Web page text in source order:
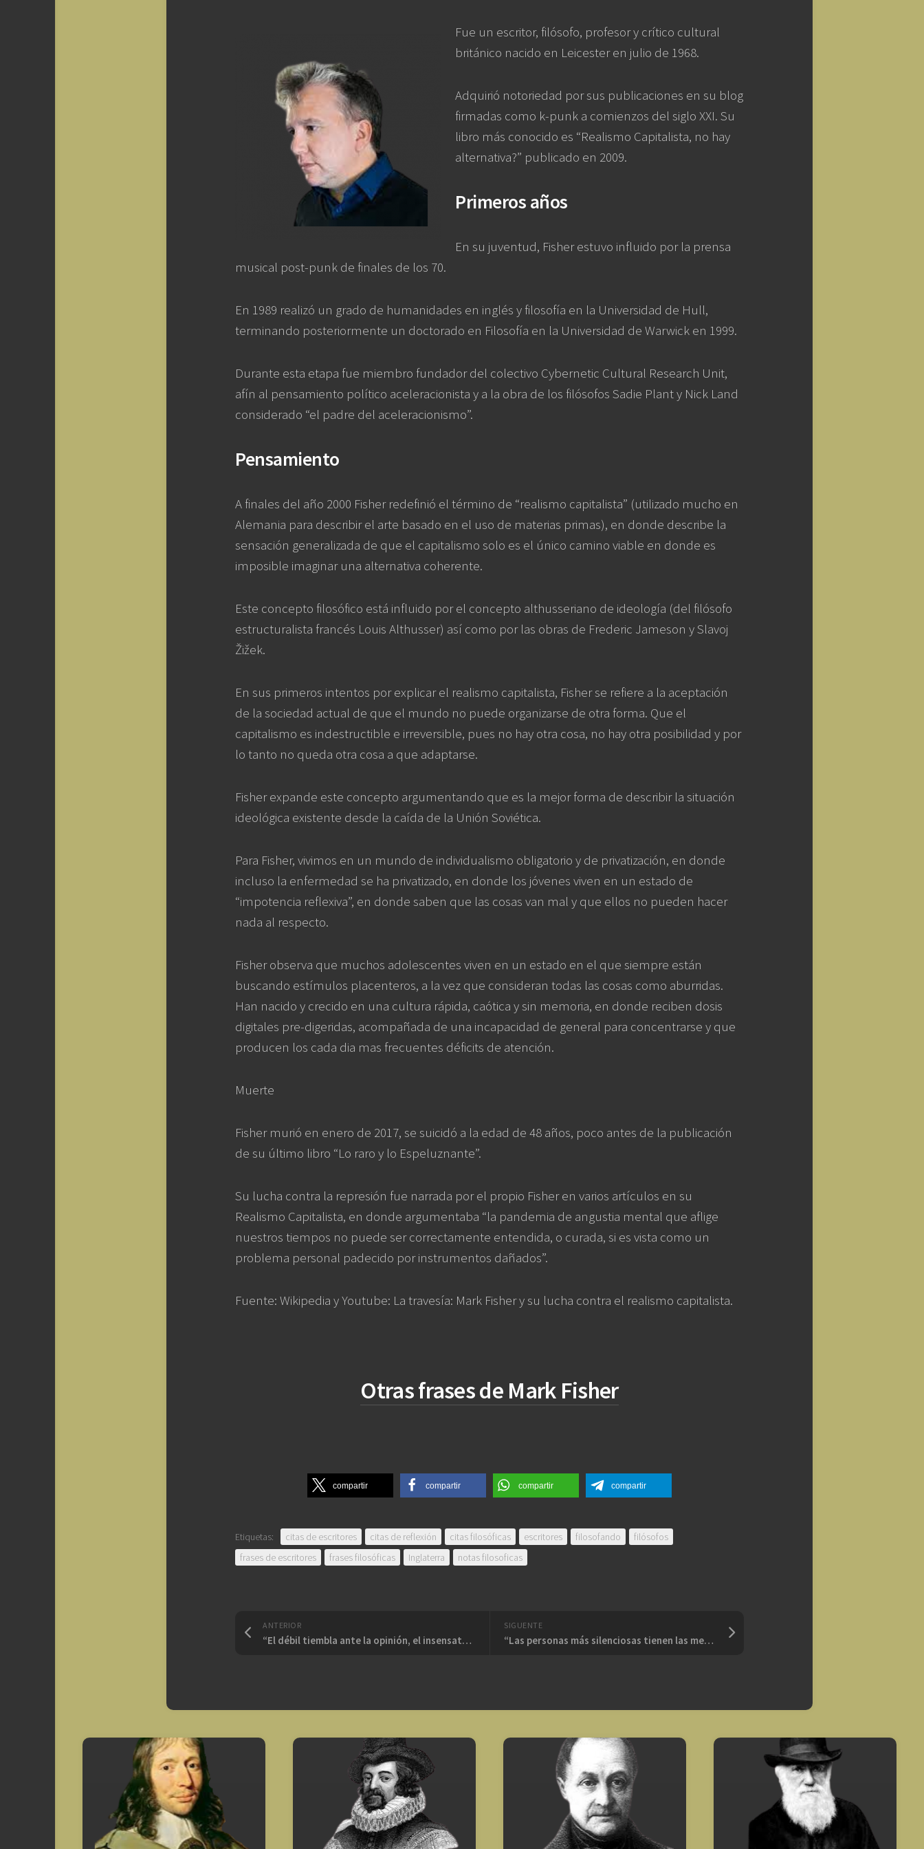
Fue un escritor, filósofo, profesor y crítico cultural
británico nacido en Leicester en julio de 1968.
Adquirió notoriedad por sus publicaciones en su blog
firmadas como k-punk a comienzos del siglo XXI. Su
libro más conocido es “Realismo Capitalista, no hay
alternativa?” publicado en 2009.
Primeros años
En su juventud, Fisher estuvo influido por la prensa
musical post-punk de finales de los 70.
En 1989 realizó un grado de humanidades en inglés y filosofía en la Universidad de Hull,
terminando posteriormente un doctorado en Filosofía en la Universidad de Warwick en 1999.
Durante esta etapa fue miembro fundador del colectivo Cybernetic Cultural Research Unit,
afín al pensamiento político aceleracionista y a la obra de los filósofos Sadie Plant y Nick Land
considerado “el padre del aceleracionismo”.
Pensamiento
A finales del año 2000 Fisher redefinió el término de “realismo capitalista” (utilizado mucho en
Alemania para describir el arte basado en el uso de materias primas), en donde describe la
sensación generalizada de que el capitalismo solo es el único camino viable en donde es
imposible imaginar una alternativa coherente.
Este concepto filosófico está influido por el concepto althusseriano de ideología (del filósofo
estructuralista francés Louis Althusser) así como por las obras de Frederic Jameson y Slavoj
Žižek.
En sus primeros intentos por explicar el realismo capitalista, Fisher se refiere a la aceptación
de la sociedad actual de que el mundo no puede organizarse de otra forma. Que el
capitalismo es indestructible e irreversible, pues no hay otra cosa, no hay otra posibilidad y por
lo tanto no queda otra cosa a que adaptarse.
Fisher expande este concepto argumentando que es la mejor forma de describir la situación
ideológica existente desde la caída de la Unión Soviética.
Para Fisher, vivimos en un mundo de individualismo obligatorio y de privatización, en donde
incluso la enfermedad se ha privatizado, en donde los jóvenes viven en un estado de
“impotencia reflexiva”, en donde saben que las cosas van mal y que ellos no pueden hacer
nada al respecto.
Fisher observa que muchos adolescentes viven en un estado en el que siempre están
buscando estímulos placenteros, a la vez que consideran todas las cosas como aburridas.
Han nacido y crecido en una cultura rápida, caótica y sin memoria, en donde reciben dosis
digitales pre-digeridas, acompañada de una incapacidad de general para concentrarse y que
producen los cada dia mas frecuentes déficits de atención.
Muerte
Fisher murió en enero de 2017, se suicidó a la edad de 48 años, poco antes de la publicación
de su último libro “Lo raro y lo Espeluznante”.
Su lucha contra la represión fue narrada por el propio Fisher en varios artículos en su
Realismo Capitalista, en donde argumentaba “la pandemia de angustia mental que aflige
nuestros tiempos no puede ser correctamente entendida, o curada, si es vista como un
problema personal padecido por instrumentos dañados”.
Fuente: Wikipedia y Youtube: La travesía: Mark Fisher y su lucha contra el realismo capitalista.
Otras frases de Mark Fisher
compartir compartir compartir compartir
Etiquetas: citas de escritores citas de reflexión citas filosóficas escritores filosofando
filósofos
frases de escritores
frases filosóficas Inglaterra notas filosoficas
SIGUENTE
“Las personas más silenciosas tienen las mentes más ruidosas”
ANTERIOR
“El débil tiembla ante la opinión, el insensato la desafía, el sabio la juzga, el hábil la dirige”